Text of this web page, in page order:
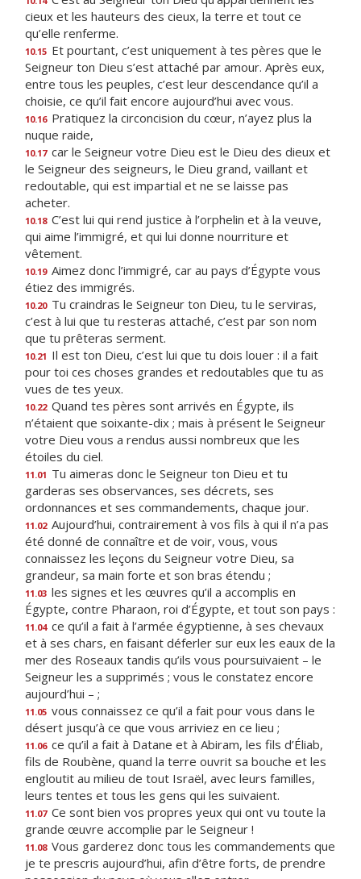
cieux et les hauteurs des cieux, la terre et tout ce
qu’elle renferme.
10.15 Et pourtant, c’est uniquement à tes pères que le
Seigneur ton Dieu s’est attaché par amour. Après eux,
entre tous les peuples, c’est leur descendance qu’il a
choisie, ce qu’il fait encore aujourd’hui avec vous.
10.16 Pratiquez la circoncision du cœur, n’ayez plus la
nuque raide,
10.17 car le Seigneur votre Dieu est le Dieu des dieux et
le Seigneur des seigneurs, le Dieu grand, vaillant et
redoutable, qui est impartial et ne se laisse pas
acheter.
10.18 C’est lui qui rend justice à l’orphelin et à la veuve,
qui aime l’immigré, et qui lui donne nourriture et
vêtement.
10.19 Aimez donc l’immigré, car au pays d’Égypte vous
étiez des immigrés.
10.20 Tu craindras le Seigneur ton Dieu, tu le serviras,
c’est à lui que tu resteras attaché, c’est par son nom
que tu prêteras serment.
10.21 Il est ton Dieu, c’est lui que tu dois louer : il a fait
pour toi ces choses grandes et redoutables que tu as
vues de tes yeux.
10.22 Quand tes pères sont arrivés en Égypte, ils
n’étaient que soixante-dix ; mais à présent le Seigneur
votre Dieu vous a rendus aussi nombreux que les
étoiles du ciel.
11.01 Tu aimeras donc le Seigneur ton Dieu et tu
garderas ses observances, ses décrets, ses
ordonnances et ses commandements, chaque jour.
11.02 Aujourd’hui, contrairement à vos fils à qui il n’a pas
été donné de connaître et de voir, vous, vous
connaissez les leçons du Seigneur votre Dieu, sa
grandeur, sa main forte et son bras étendu ;
11.03 les signes et les œuvres qu’il a accomplis en
Égypte, contre Pharaon, roi d’Égypte, et tout son pays :
11.04 ce qu’il a fait à l’armée égyptienne, à ses chevaux
et à ses chars, en faisant déferler sur eux les eaux de la
mer des Roseaux tandis qu’ils vous poursuivaient – le
Seigneur les a supprimés ; vous le constatez encore
aujourd’hui – ;
11.05 vous connaissez ce qu’il a fait pour vous dans le
désert jusqu’à ce que vous arriviez en ce lieu ;
11.06 ce qu’il a fait à Datane et à Abiram, les fils d’Éliab,
fils de Roubène, quand la terre ouvrit sa bouche et les
engloutit au milieu de tout Israël, avec leurs familles,
leurs tentes et tous les gens qui les suivaient.
11.07 Ce sont bien vos propres yeux qui ont vu toute la
grande œuvre accomplie par le Seigneur !
11.08 Vous garderez donc tous les commandements que
je te prescris aujourd’hui, afin d’être forts, de prendre